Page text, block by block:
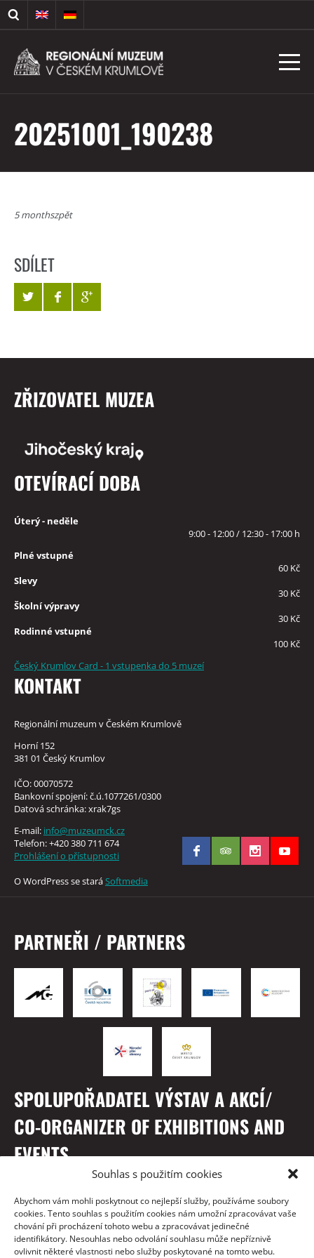
Souhlas s použitím cookies
Abychom vám mohli poskytnout co nejlepší služby, používáme soubory
cookies. Tento souhlas s použitím cookies nám umožní zpracovávat vaše
chování při procházení tohoto webu a zpracovávat jedinečné
identifikátory. Nesouhlas nebo odvolání souhlasu může nepříznivě
ovlivnit některé vlastnosti nebo služby poskytované na tomto webu.
20251001_190238
5 monthszpět
SDÍLET
ZŘIZOVATEL MUZEA
OTEVÍRACÍ DOBA
Úterý - neděle
9:00 - 12:00 / 12:30 - 17:00 h
Plné vstupné
60 Kč
Slevy
30 Kč
Školní výpravy
30 Kč
Rodinné vstupné
100 Kč
Český Krumlov Card - 1 vstupenka do 5 muzeí
KONTAKT
Regionální muzeum v Českém Krumlově
Horní 152
381 01 Český Krumlov
IČO: 00070572
Bankovní spojení: č.ú.1077261/0300
Datová schránka: xrak7gs
E-mail: info@muzeumck.cz
Telefon: +420 380 711 674
Prohlášení o přístupnosti
O WordPress se staráSoftmedia
PARTNEŘI / PARTNERS
SPOLUPOŘADATEL VÝSTAV A AKCÍ/
CO-ORGANIZER OF EXHIBITIONS AND
EVENTS